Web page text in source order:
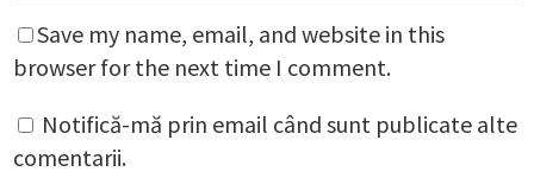
Save my name, email, and website in this
browser for the next time I comment.
Notifică-mă prin email când sunt publicate alte
comentarii.